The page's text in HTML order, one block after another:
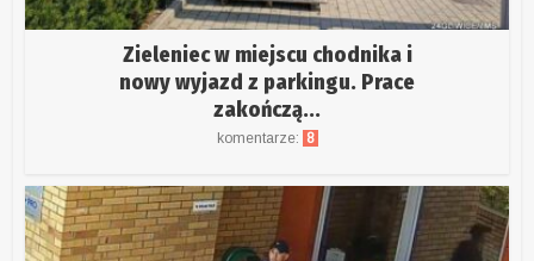
Zieleniec w miejscu chodnika i
nowy wyjazd z parkingu. Prace
zakończą...
komentarze: 8